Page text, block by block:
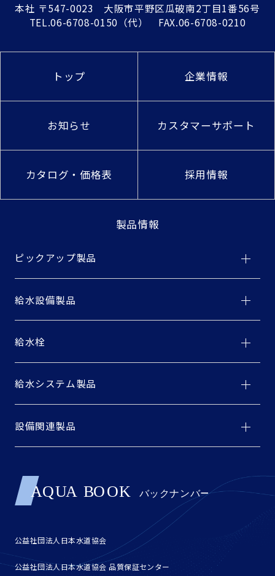
本社 〒547-0023 大阪市平野区瓜破南2丁目1番56号
TEL.06-6708-0150 （代） FAX.06-6708-0210
トップ 企業情報
お知らせ カスタマーサポート
カタログ・価格表 採用情報
製品情報
ピックアップ製品
給水設備製品
給水栓
給水システム製品
設備関連製品
公益社団法人日本水道協会
公益社団法人日本水道協会 品質保証センター